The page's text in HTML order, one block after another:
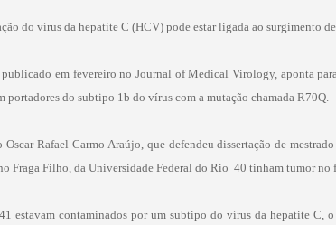
do vírus da hepatite C (HCV) pode estar ligada ao surgimento
em fevereiro no Journal of Medical Virology, aponta
portadores do subtipo 1b do vírus com a mutação chamada R70Q.
Rafael Carmo Araújo, que defendeu dissertação de
Fraga Filho, da Universidade Federal do Rio  40 tinham tumor
estavam contaminados por um subtipo do vírus da hepatite C,